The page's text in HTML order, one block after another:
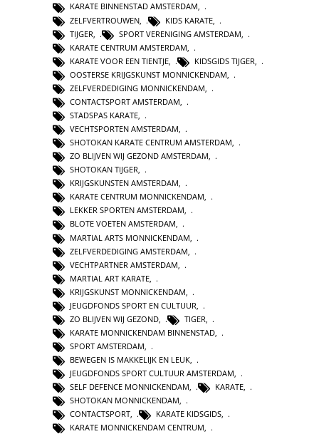
KARATE BINNENSTAD AMSTERDAM,
ZELFVERTROUWEN
KIDS KARATE
TIJGER
SPORT VERENIGING AMSTERDAM
KARATE CENTRUM AMSTERDAM
KARATE VOOR EEN TIENTJE
KIDSGIDS TIJGER
OOSTERSE KRIJGSKUNST MONNICKENDAM
ZELFVERDEDIGING MONNICKENDAM
CONTACTSPORT AMSTERDAM
STADSPAS KARATE
VECHTSPORTEN AMSTERDAM,
SHOTOKAN KARATE CENTRUM AMSTERDAM,
ZO BLIJVEN WIJ GEZOND AMSTERDAM,
SHOTOKAN TIJGER,
KRIJGSKUNSTEN AMSTERDAM,
KARATE CENTRUM MONNICKENDAM,
LEKKER SPORTEN AMSTERDAM,
BLOTE VOETEN AMSTERDAM,
MARTIAL ARTS MONNICKENDAM
ZELFVERDEDIGING AMSTERDAM
VECHTPARTNER AMSTERDAM
MARTIAL ART KARATE
KRIJGSKUNST MONNICKENDAM
JEUGDFONDS SPORT EN CULTUUR
ZO BLIJVEN WIJ GEZOND
TIGER
KARATE MONNICKENDAM BINNENSTAD
SPORT AMSTERDAM,
BEWEGEN IS MAKKELIJK EN LEUK,
JEUGDFONDS SPORT CULTUUR AMSTERDAM,
SELF DEFENCE MONNICKENDAM, KARATE,
SHOTOKAN MONNICKENDAM,
CONTACTSPORT, KARATE KIDSGIDS,
KARATE MONNICKENDAM CENTRUM,